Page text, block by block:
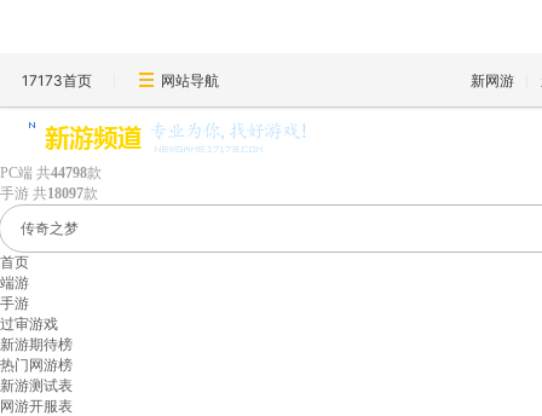
17173首页 网站导航 新网游
PC端 共44798款
手游 共18097款
首页
端游
手游
过审游戏
新游期待榜
热门网游榜
新游测试表
网游开服表